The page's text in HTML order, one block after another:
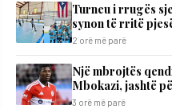
Turneu i rrugës
synon të rritë
2 orë më parë
Një mbrojtës
Mbokazi, jashtë
3 orë më parë